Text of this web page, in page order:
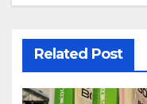
Related Post